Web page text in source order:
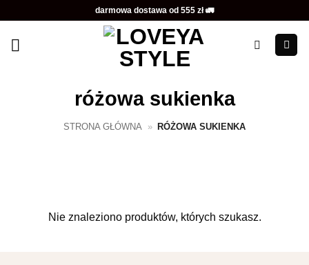
zawartości
darmowa dostawa od 555 zł 🚛
różowa sukienka
STRONA GŁÓWNA » RÓŻOWA SUKIENKA
Nie znaleziono produktów, których szukasz.